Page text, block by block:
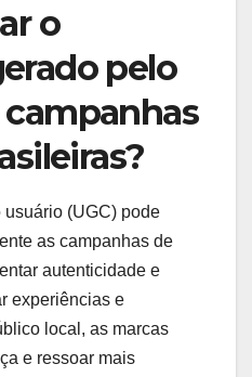
o
pelo
(UGC) pode
as campanhas de
autenticidade e
experiências e
local, as marcas
e ressoar mais